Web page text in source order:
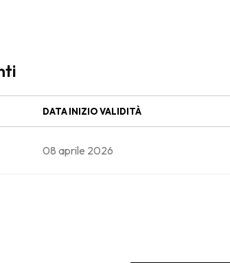
DATA INIZIO VALIDITÀ
08 aprile 2026